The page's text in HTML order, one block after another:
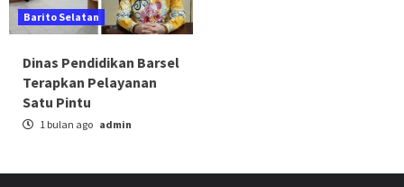
Barito Selatan
Dinas Pendidikan Barsel
Terapkan Pelayanan
Satu Pintu
1 bulan ago admin